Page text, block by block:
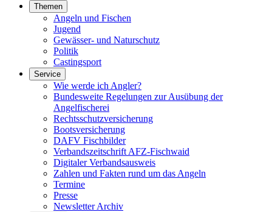
Themen
Angeln und Fischen
Jugend
Gewässer- und Naturschutz
Politik
Castingsport
Service
Wie werde ich Angler?
Bundesweite Regelungen zur Ausübung der
Angelfischerei
Rechtsschutzversicherung
Bootsversicherung
DAFV Fischbilder
Verbandszeitschrift AFZ-Fischwaid
Digitaler Verbandsausweis
Zahlen und Fakten rund um das Angeln
Termine
Presse
Newsletter Archiv